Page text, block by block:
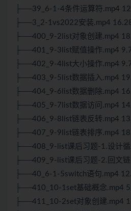
├──39_6-1-4条件运算符.mp4
├──3_2-1vs2022安装.mp4
├──400_9-2list对象创建.mp4
├──401_9-3list赋值操作.mp4
├──402_9-4list大小操作.mp4
├──403_9-5list数据插入.mp4
├──404_9-6list数据删除.mp4
├──405_9-7list数据访问.mp4
├──406_9-8list链表反转.mp4
├──407_9-9list链表排序.mp4
├──408_9-list课后习题-1.设计
├──409_9-list课后习题-2.回文
├──40_6-1-5switch语句.mp4
├──410_10-1set基础概念.mp4
├──411_10-2set对象创建.mp4